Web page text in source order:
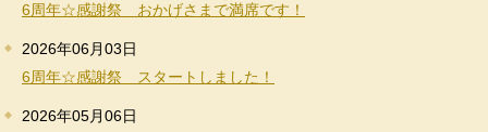
6周年☆感謝祭 おかげさまで満席です！
2026年06月03日
6周年☆感謝祭 スタートしました！
2026年05月06日